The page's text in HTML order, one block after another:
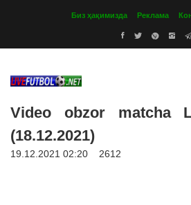
Биз ҳақимизда Реклама
Video obzor matcha
(18.12.2021)
19.12.2021 02:20 2612